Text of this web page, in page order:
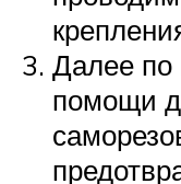
Далее по
помощи